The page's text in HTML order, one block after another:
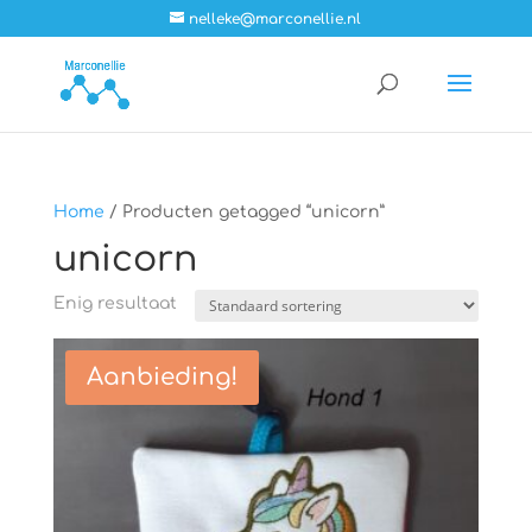
nelleke@marconellie.nl
Home / Producten getagged “unicorn”
unicorn
Enig resultaat
Aanbieding!